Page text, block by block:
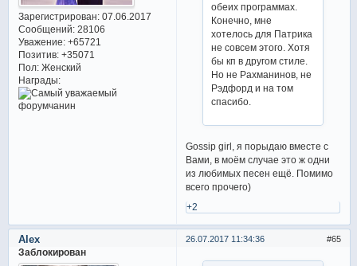
Зарегистрирован: 07.06.2017
Сообщений:28106
Уважение: +65721
Позитив: +35071
Пол:Женский
Награды:
обеих программах.
Конечно, мне
хотелось для Патрика
не совсем этого. Хотя
бы кп в другом стиле.
Но не Рахманинов, не
Рэдфорд и на том
спасибо.
Gossip girl, я порыдаю вместе с
Вами, в моём случае это ж одни
из любимых песен ещё. Помимо
всего прочего)
+2
65
26.07.2017 11:34:36
Alex
Заблокирован